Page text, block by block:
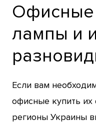
Офисные
лампы и
Если вам
офисные купить их
регионы Украины